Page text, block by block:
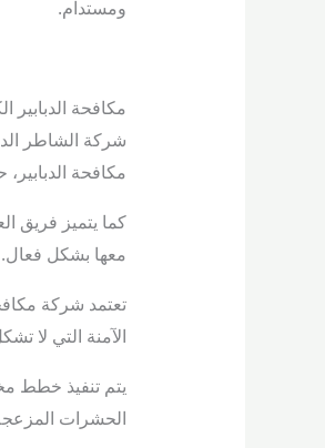
ومستدام.
مكافحة الدبابير
شركة الشاطر
مكافحة
كما يتميز فريق
معها بشكل فعال.
تعتمد شركة
الآمنة التي لا
يتم تنفيذ خطط
الحشرات